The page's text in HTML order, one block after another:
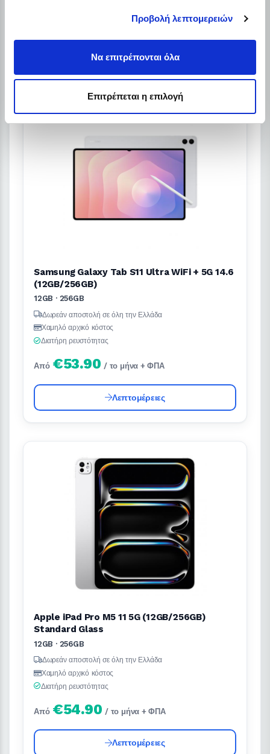
Προβολή λεπτομερειών
Να επιτρέπονται όλα
Επιτρέπεται η επιλογή
/ το μήνα + ΦΠΑ
Λεπτομέρειες
Samsung Galaxy Tab S11 Ultra WiFi + 5G 14.6
(12GB/256GB)
12GB · 256GB
Δωρεάν αποστολή σε όλη την Ελλάδα
Χαμηλό αρχικό κόστος
Διατήρη ρευστότητας
Από €53.90 / το μήνα + ΦΠΑ
Λεπτομέρειες
Apple iPad Pro M5 11 5G (12GB/256GB)
Standard Glass
12GB · 256GB
Δωρεάν αποστολή σε όλη την Ελλάδα
Χαμηλό αρχικό κόστος
Διατήρη ρευστότητας
Από €54.90 / το μήνα + ΦΠΑ
Λεπτομέρειες